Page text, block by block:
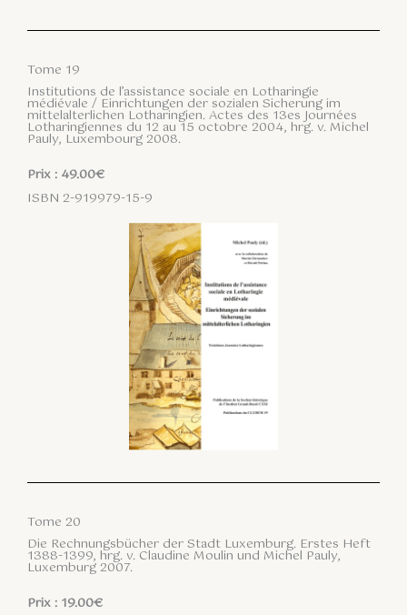
Tome 19
Institutions de l’assistance sociale en Lotharingie
médiévale / Einrichtungen der sozialen Sicherung im
mittelalterlichen Lotharingien. Actes des 13es Journées
Lotharingiennes du 12 au 15 octobre 2004, hrg. v. Michel
Pauly, Luxembourg 2008.
Prix : 49.00€
ISBN 2-919979-15-9
Tome 20
Die Rechnungsbücher der Stadt Luxemburg. Erstes Heft
1388-1399, hrg. v. Claudine Moulin und Michel Pauly,
Luxemburg 2007.
Prix : 19.00€